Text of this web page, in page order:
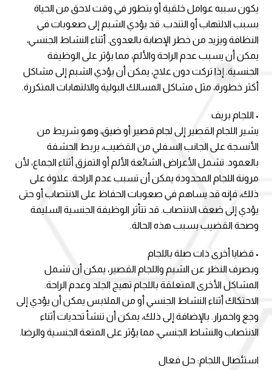
يكون سببه عوامل خلقية أو يتطور في وقت لاحق من الحياة
بسبب الالتهاب أو التندب. قد يؤدي الشبم إلى صعوبات في
النظافة ويزيد من خطر الإصابة بالعدوى. أثناء النشاط الجنسي،
يمكن أن يسبب عدم الراحة والألم، مما يؤثر على الوظيفة
الجنسية. إذا تركت دون علاج، يمكن أن يؤدي الشبم إلى مشاكل
أكثر خطورة، مثل مشاكل المسالك البولية والالتهابات المتكررة.
• اللجام بريف
يشير اللجام القصير إلى لجام قصير أو ضيق، وهو شريط من
الأنسجة على الجانب السفلي من القضيب، يربط الحشفة
بالعمود. تشمل الأعراض الشائعة الألم أو التمزق أثناء الجماع، لأن
مرونة اللجام المحدودة يمكن أن تسبب عدم الراحة. علاوة على
ذلك، فإنه قد يساهم في صعوبات الحفاظ على الانتصاب أو حتى
يؤدي إلى ضعف الانتصاب. قد تتأثر الوظيفة الجنسية السليمة
وصحة القضيب بسبب هذه الحالة.
• قضايا أخرى ذات صلة باللجام
وبصرف النظر عن الشبم واللجام القصير، يمكن أن تشمل
المشاكل الأخرى المتعلقة باللجام تهيج الجلد وعدم الراحة.
الاحتكاك أثناء النشاط الجنسي أو من الملابس يمكن أن يؤدي إلى
وجع واحمرار. بالإضافة إلى ذلك، يمكن أن تنشأ تحديات أثناء
الانتصاب والنشاط الجنسي، مما يؤثر على المتعة الجنسية والرضا.
استئصال اللجام: حل فعال